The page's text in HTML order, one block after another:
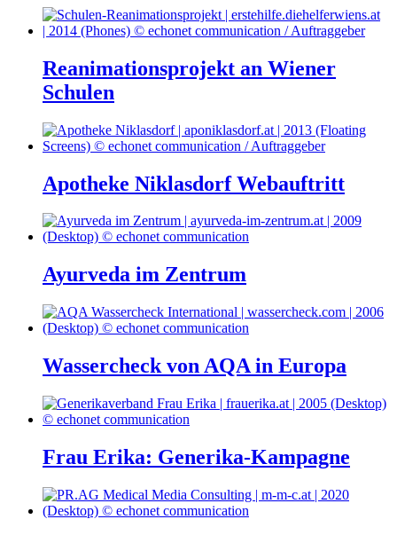
Reanimationsprojekt an Wiener
Schulen
Apotheke Niklasdorf Webauftritt
Ayurveda im Zentrum
Wassercheck von AQA in Europa
Frau Erika: Generika-Kampagne